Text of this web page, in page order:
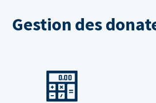
Gestion des